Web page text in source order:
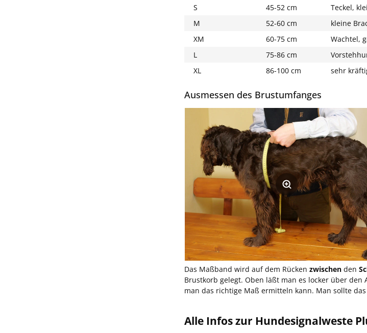
S
45-52 cm
Teckel,
M
52-60 cm
kleine
XM
60-75 cm
Wachtel,
L
75-86 cm
XL
86-100 cm sehr
Ausmessen des Brustumfanges
Das Maßband wird auf dem Rücken zwischen den
Brustkorb gelegt. Oben läßt man es locker über
man das richtige Maß ermitteln kann. Man sollte
Alle Infos zur Hundesignalweste